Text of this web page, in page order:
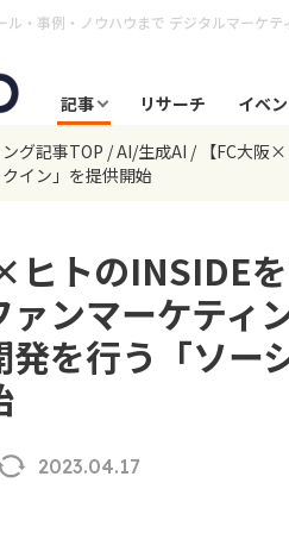
ル・事例・ノウハウまで デジタルマーケテ
記事 リサーチ イベ
グ記事TOP AI/生成AI
【FC大阪
イン」を提供開始
ヒトのINSIDE
ァンマーケティ
を行う「ソー
2023.04.17